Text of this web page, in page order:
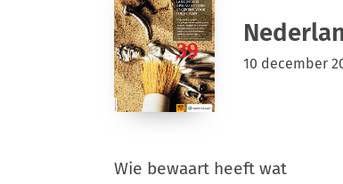
10 december
Wie bewaart heeft wat